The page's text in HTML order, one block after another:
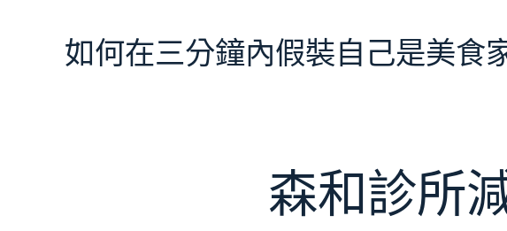
如何在三分鐘內假裝自己是美食
森和診所